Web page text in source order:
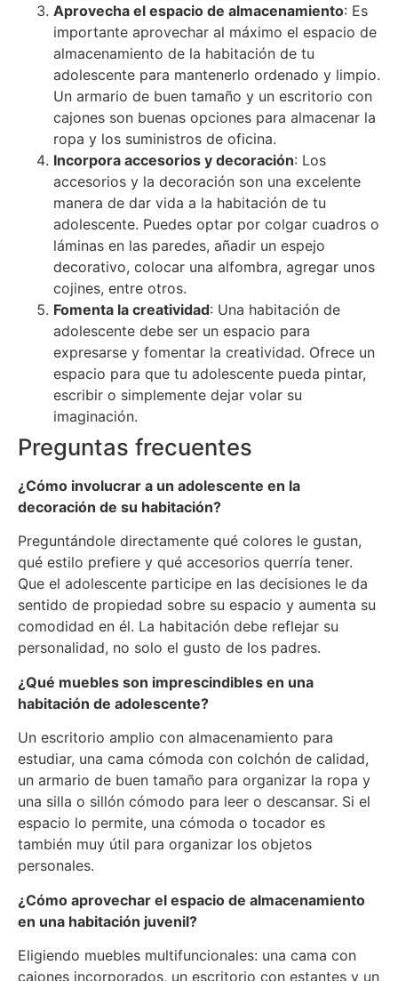
Aprovecha el espacio de almacenamiento: Es
importante aprovechar al máximo el espacio de
almacenamiento de la habitación de tu
adolescente para mantenerlo ordenado y limpio.
Un armario de buen tamaño y un escritorio con
cajones son buenas opciones para almacenar la
ropa y los suministros de oficina.
Incorpora accesorios y decoración: Los
accesorios y la decoración son una excelente
manera de dar vida a la habitación de tu
adolescente. Puedes optar por colgar cuadros o
láminas en las paredes, añadir un espejo
decorativo, colocar una alfombra, agregar unos
cojines, entre otros.
Fomenta la creatividad: Una habitación de
adolescente debe ser un espacio para
expresarse y fomentar la creatividad. Ofrece un
espacio para que tu adolescente pueda pintar,
escribir o simplemente dejar volar su
imaginación.
Preguntas frecuentes
¿Cómo involucrar a un adolescente en la
decoración de su habitación?
Preguntándole directamente qué colores le gustan,
qué estilo prefiere y qué accesorios querría tener.
Que el adolescente participe en las decisiones le da
sentido de propiedad sobre su espacio y aumenta su
comodidad en él. La habitación debe reflejar su
personalidad, no solo el gusto de los padres.
¿Qué muebles son imprescindibles en una
habitación de adolescente?
Un escritorio amplio con almacenamiento para
estudiar, una cama cómoda con colchón de calidad,
un armario de buen tamaño para organizar la ropa y
una silla o sillón cómodo para leer o descansar. Si el
espacio lo permite, una cómoda o tocador es
también muy útil para organizar los objetos
personales.
¿Cómo aprovechar el espacio de almacenamiento
en una habitación juvenil?
Eligiendo muebles multifuncionales: una cama con
cajones incorporados, un escritorio con estantes y un